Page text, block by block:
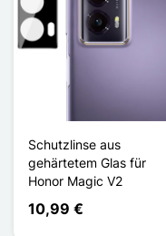
Schutzlinse aus
gehärtetem Glas für
Honor Magic V2
10,99 €